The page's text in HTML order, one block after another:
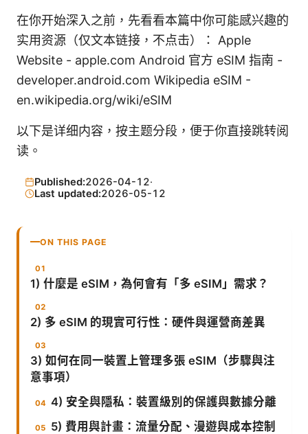
在你开始深入之前，先看看本篇中你可能感兴趣的
实用资源（仅文本链接，不点击）： Apple
Website - apple.com Android 官方 eSIM 指南 -
developer.android.com Wikipedia eSIM -
en.wikipedia.org/wiki/eSIM
以下是详细内容，按主题分段，便于你直接跳转阅
读。
Published:2026-04-12·
Last updated:2026-05-12
ON THIS PAGE
1) 什麼是 eSIM，為何會有「多 eSIM」需求？
2) 多 eSIM 的現實可行性：硬件與運營商差異
3) 如何在同一裝置上管理多張 eSIM（步驟與注
意事項）
4) 安全與隱私：裝置級別的保護與數據分離
5) 費用與計畫：流量分配、漫遊與成本控制